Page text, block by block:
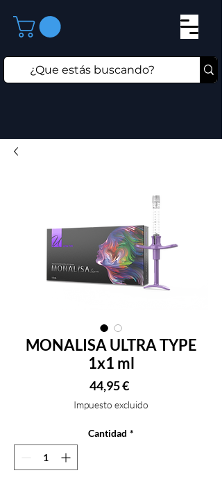
MONALISA ULTRA TYPE
1x1 ml
44,95 €Precio
Impuesto excluido
Cantidad *